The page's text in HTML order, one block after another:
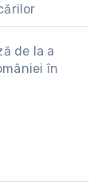
de la a
în